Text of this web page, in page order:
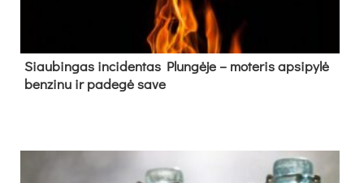
Siau­bin­gas in­ci­den­tas Plun­gė­je – mo­te­ris ap­si­py­lė
ben­zi­nu ir pa­de­gė sa­ve